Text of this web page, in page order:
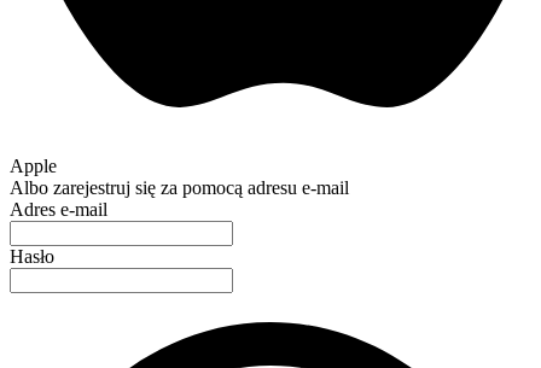
Apple
Albo zarejestruj się za pomocą adresu e-mail
Adres e-mail
Hasło